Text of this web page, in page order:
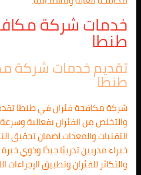
خدمات شركة
طنطا
تقديم خدمات شركة
طنطا
شركة مكافحة فئران في طنطا
والتخلص من الفئران بفعالية
التقنيات والمعدات لضمان تحقيق
خبراء مدربين تدريبًا جيدًا وذوي
والتكاثر للفئران وتطبيق الإجراءات